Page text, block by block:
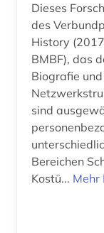
belgien (1)
ben (1)
Island (1)
Israel (5)
Italien (6)
Japan (2)
Kanada (7)
Kroatien (1)
Dieses
des
History
BMBF), das
Biografie
sind
Bereichen
Kostü... Mehr